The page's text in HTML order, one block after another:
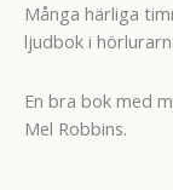
Många härliga
ljudbok i
En bra bok med
Mel Robbins.